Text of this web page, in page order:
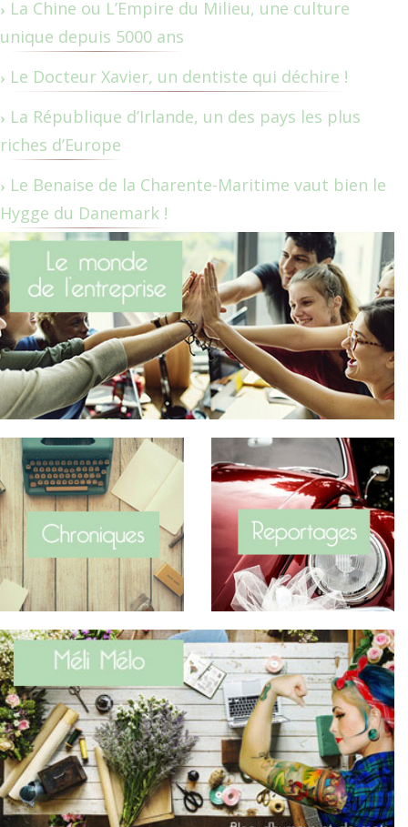
La Chine ou L’Empire du Milieu, une culture
unique depuis 5000 ans
Le Docteur Xavier, un dentiste qui déchire !
La République d’Irlande, un des pays les plus
riches d’Europe
Le Benaise de la Charente-Maritime vaut bien le
Hygge du Danemark !